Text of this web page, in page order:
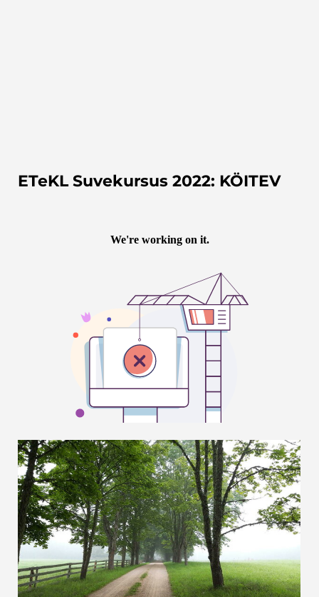
ETeKL Suvekursus 2022: KÖITEV